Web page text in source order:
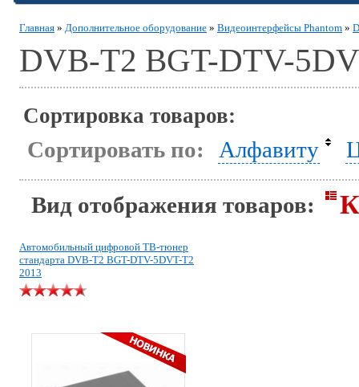
Главная » Дополнительное оборудование » Видеоинтерфейсы Phantom »
DVB-T2 BGT-DTV-
Сортировка товаров:
Сортировать по: Алфавиту
Вид отображения товаров:
Автомобильный цифровой ТВ-тюнер
стандарта DVB-T2 BGT-DTV-5DVT-T2
2013